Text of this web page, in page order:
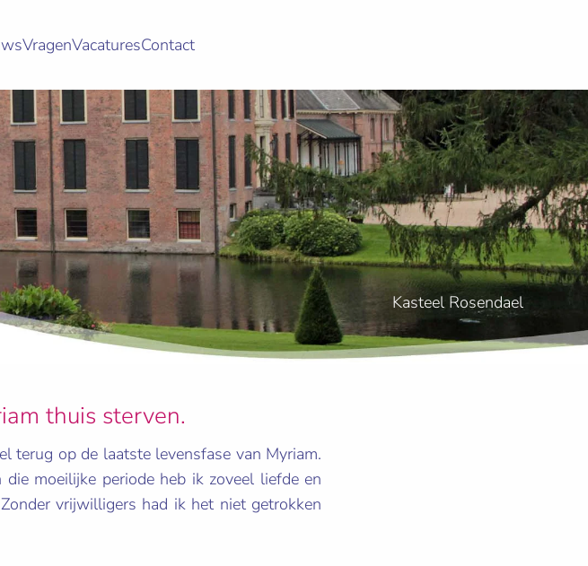
VragenVacaturesContact
Kasteel Rosendael
thuis sterven.
terug op de laatste levensfase van Myriam.
moeilijke periode heb ik zoveel liefde en
vrijwilligers had ik het niet getrokken